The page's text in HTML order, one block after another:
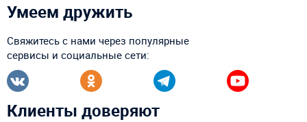
Умеем дружить
Свяжитесь с нами через популярные
сервисы и социальные сети:
Клиенты доверяют